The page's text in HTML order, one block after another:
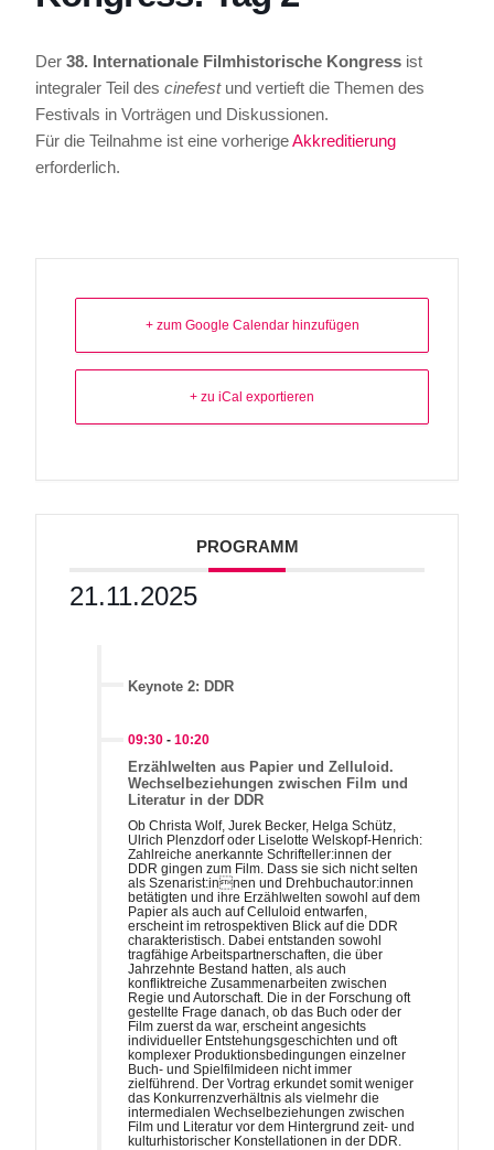
Der38. Internationale Filmhistorische Kongress ist
integraler Teil descinefestund vertieft die Themen des
Festivals in Vorträgen und Diskussionen.
Für die Teilnahme ist eine vorherigeAkkreditierung
erforderlich.
+ zum Google Calendar hinzufügen
+ zu iCal exportieren
PROGRAMM
21.11.2025
Keynote 2: DDR
09:30 -10:20
Erzählwelten aus Papier und Zelluloid.
Wechselbeziehungen zwischen Film und
Literatur in der DDR
Ob Christa Wolf, Jurek Becker, Helga Schütz,
Ulrich Plenzdorf oder Liselotte Welskopf-Henrich:
Zahlreiche anerkannte Schrifteller:innen der
DDR gingen zum Film. Dass sie sich nicht selten
als Szenarist:innen und Drehbuchautor:innen
betätigten und ihre Erzählwelten sowohl auf dem
Papier als auch auf Celluloid entwarfen,
erscheint im retrospektiven Blick auf die DDR
charakteristisch. Dabei entstanden sowohl
tragfähige Arbeitspartnerschaften, die über
Jahrzehnte Bestand hatten, als auch
konfliktreiche Zusammenarbeiten zwischen
Regie und Autorschaft. Die in der Forschung oft
gestellte Frage danach, ob das Buch oder der
Film zuerst da war, erscheint angesichts
individueller Entstehungsgeschichten und oft
komplexer Produktionsbedingungen einzelner
Buch- und Spielfilmideen nicht immer
zielführend. Der Vortrag erkundet somit weniger
das Konkurrenzverhältnis als vielmehr die
intermedialen Wechselbeziehungen zwischen
Film und Literatur vor dem Hintergrund zeit- und
kulturhistorischer Konstellationen in der DDR.